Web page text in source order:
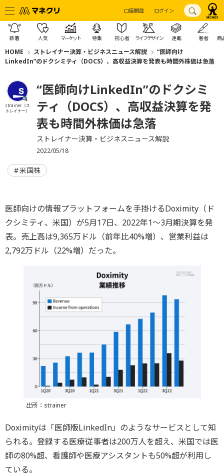
口座開設 ログイン
新着 人気 マーケット 特集 初心者 ライフデザイン 連載 著者 商
HOME ストレイナー決算・ビジネスニュース解説
“医師向け
LinkedIn”のドクシミティ（DOCS）、高収益決算を発表も時間外株価は急落
strainer（ス
トレイナー）
“医師向けLinkedIn”のドクシミ
ティ（DOCS）、高収益決算を発
表も時間外株価は急落
ストレイナー決算・ビジネスニュース解説
2022/05/18
米国株
医師向けの情報プラットフォームを手掛けるDoximity（ド
クシミティ、米国）が5月17日、2022年1〜3月期決算を発
表。売上高は9,365万ドル（前年比40%増）、営業利益は
2,792万ドル（22%増）だった。
出所：strainer
Doximityは「医師版LinkedIn」のようなサービスとして知
られる。登録する医療従事者は200万人を超え、米国では医
師の80%超、看護師や医療アシスタントも50%超が利用し
ている。